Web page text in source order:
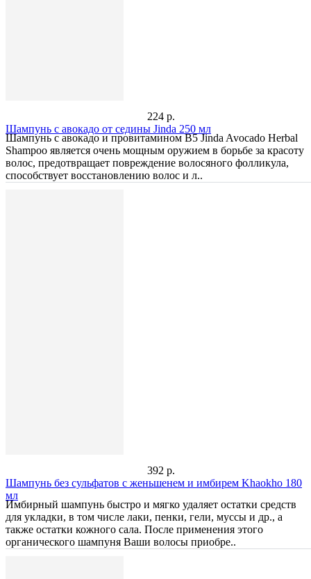
224 р.
Шампунь с авокадо от седины Jinda 250 мл
Шампунь с авокадо и провитамином В5 Jinda Avocado Herbal
Shampoo является очень мощным оружием в борьбе за красоту
волос, предотвращает повреждение волосяного фолликула,
способствует восстановлению волос и л..
392 р.
Шампунь без сульфатов с женьшенем и имбирем Khaokho 180
мл
Имбирный шампунь быстро и мягко удаляет остатки средств
для укладки, в том числе лаки, пенки, гели, муссы и др., а
также остатки кожного сала. После применения этого
органического шампуня Ваши волосы приобре..